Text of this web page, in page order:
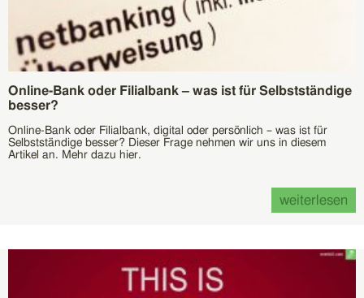
Online-Bank oder Filialbank – was ist für Selbstständige
besser?
Online-Bank oder Filialbank, digital oder persönlich – was ist für
Selbstständige besser? Dieser Frage nehmen wir uns in diesem
Artikel an. Mehr dazu hier.
weiterlesen